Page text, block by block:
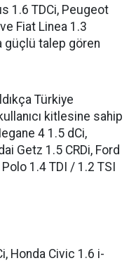
1.6 TDCi, Peugeot
Fiat Linea 1.3
güçlü talep gören
Türkiye
kitlesine sahip
4 1.5 dCi,
Getz 1.5 CRDi, Ford
1.4 TDI / 1.2 TSI
Honda Civic 1.6 i-